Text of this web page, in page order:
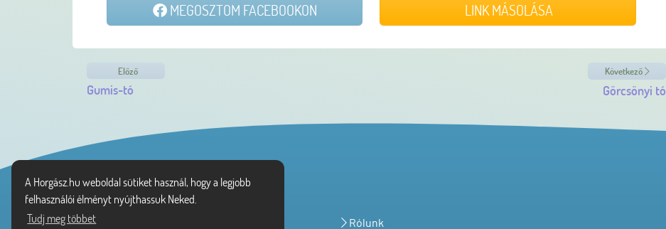
A Horgász.hu weboldal sütiket használ, hogy a legjobb
felhasználói élményt nyújthassuk Neked.
Tudj meg többet
MEGOSZTOM FACEBOOKON LINK MÁSOLÁSA
Előző
Gumis-tó
Következő
Görcsönyi tó
Vásárlói tájékoztató Rólunk